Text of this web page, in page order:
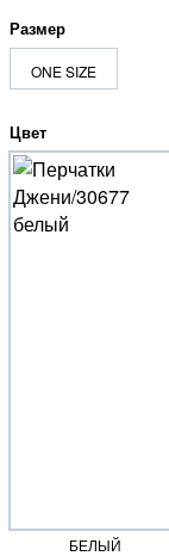
Размер
ONE SIZE
Цвет
БЕЛЫЙ